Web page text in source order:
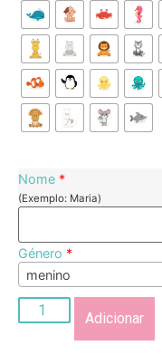
Nome *
(Exemplo: Maria)
Género *
menino
Adicionar